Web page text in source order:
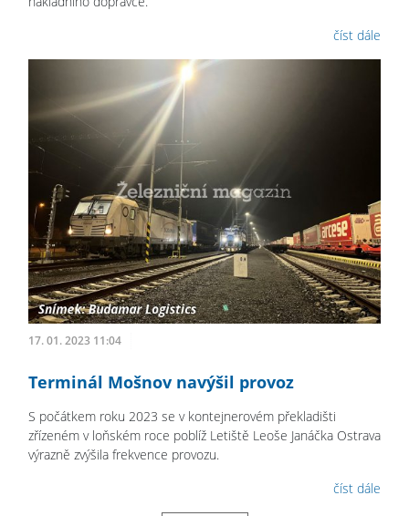
číst dále
17. 01. 2023 11:04
Terminál Mošnov navýšil provoz
S počátkem roku 2023 se v kontejnerovém překladišti
zřízeném v loňském roce poblíž Letiště Leoše Janáčka Ostrava
výrazně zvýšila frekvence provozu.
číst dále